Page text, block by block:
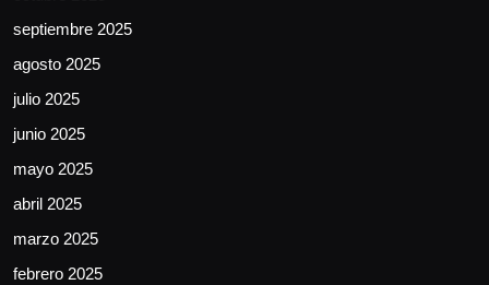
septiembre 2025
agosto 2025
julio 2025
junio 2025
mayo 2025
abril 2025
marzo 2025
febrero 2025